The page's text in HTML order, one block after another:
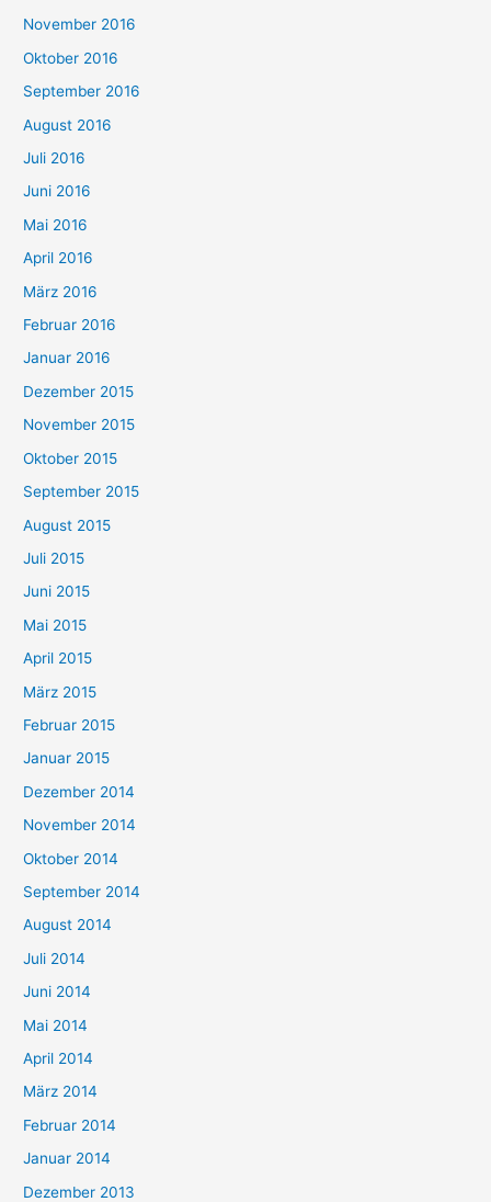
November 2016
Oktober 2016
September 2016
August 2016
Juli 2016
Juni 2016
Mai 2016
April 2016
März 2016
Februar 2016
Januar 2016
Dezember 2015
November 2015
Oktober 2015
September 2015
August 2015
Juli 2015
Juni 2015
Mai 2015
April 2015
März 2015
Februar 2015
Januar 2015
Dezember 2014
November 2014
Oktober 2014
September 2014
August 2014
Juli 2014
Juni 2014
Mai 2014
April 2014
März 2014
Februar 2014
Januar 2014
Dezember 2013